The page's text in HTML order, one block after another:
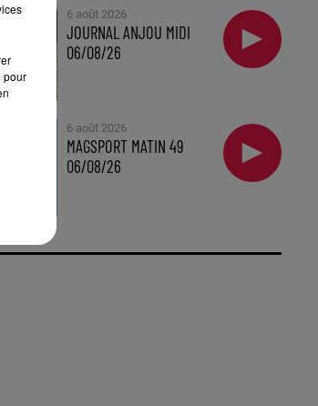
6 août 2026
JOURNAL ANJOU MIDI
06/08/26
6 août 2026
MAGSPORT MATIN 49
06/08/26
pour